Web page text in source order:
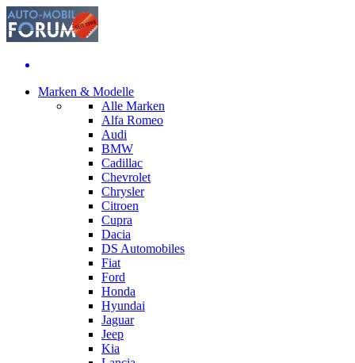
Marken & Modelle
Alle Marken
Alfa Romeo
Audi
BMW
Cadillac
Chevrolet
Chrysler
Citroen
Cupra
Dacia
DS Automobiles
Fiat
Ford
Honda
Hyundai
Jaguar
Jeep
Kia